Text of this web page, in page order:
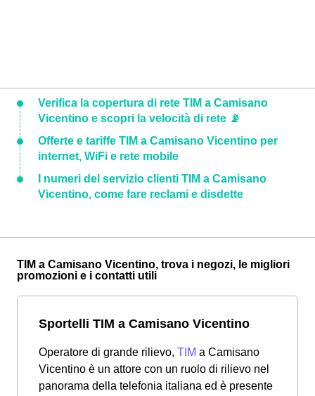
Verifica la copertura di rete TIM a Camisano
Vicentino e scopri la velocità di rete 📡
Offerte e tariffe TIM a Camisano Vicentino per
internet, WiFi e rete mobile
I numeri del servizio clienti TIM a Camisano
Vicentino, come fare reclami e disdette
TIM a Camisano Vicentino, trova i negozi, le migliori
promozioni e i contatti utili
Sportelli TIM a Camisano Vicentino
Operatore di grande rilievo, TIM a Camisano
Vicentino è un attore con un ruolo di rilievo nel
panorama della telefonia italiana ed è presente